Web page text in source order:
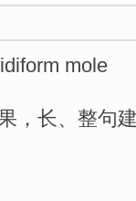
mole
，长、整句